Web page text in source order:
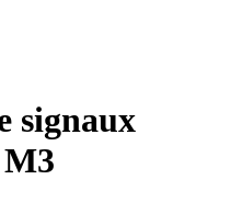
signaux